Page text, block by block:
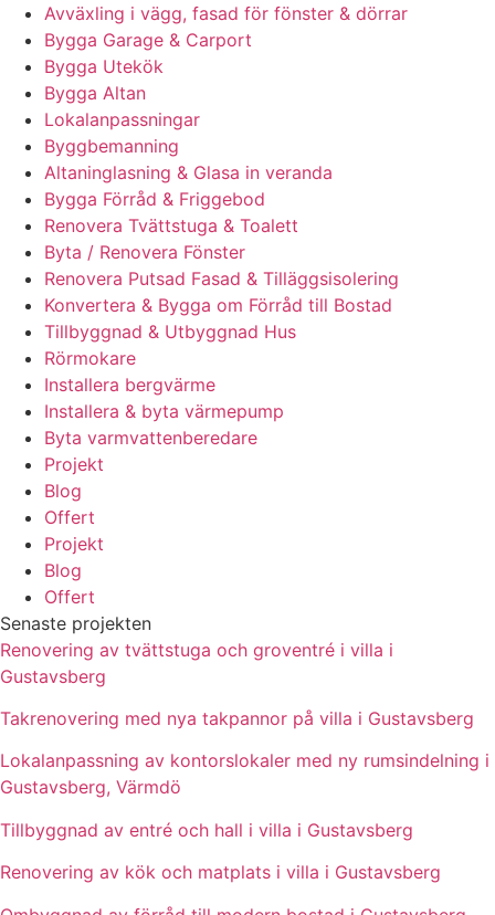
Avväxling i vägg, fasad för fönster & dörrar
Bygga Garage & Carport
Bygga Utekök
Bygga Altan
Lokalanpassningar
Byggbemanning
Altaninglasning & Glasa in veranda
Bygga Förråd & Friggebod
Renovera Tvättstuga & Toalett
Byta / Renovera Fönster
Renovera Putsad Fasad & Tilläggsisolering
Konvertera & Bygga om Förråd till Bostad
Tillbyggnad & Utbyggnad Hus
Rörmokare
Installera bergvärme
Installera & byta värmepump
Byta varmvattenberedare
Projekt
Blog
Offert
Projekt
Blog
Offert
Senaste projekten
Renovering av tvättstuga och groventré i villa i
Gustavsberg
Takrenovering med nya takpannor på villa i Gustavsberg
Lokalanpassning av kontorslokaler med ny rumsindelning i
Gustavsberg, Värmdö
Tillbyggnad av entré och hall i villa i Gustavsberg
Renovering av kök och matplats i villa i Gustavsberg